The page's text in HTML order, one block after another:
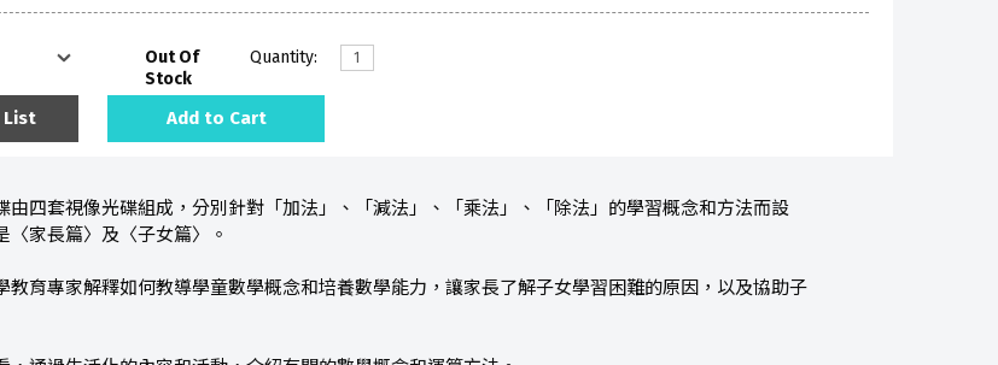
Out Of
Stock
Quantity:
List Add to Cart
由四套視像光碟組成，分別針對「加法」、「減法」、「乘法」、「除法」的學習概念和方法而設
家長篇〉及〈子女篇〉。
教育專家解釋如何教導學童數學概念和培養數學能力，讓家長了解子女學習困難的原因，以及協助子